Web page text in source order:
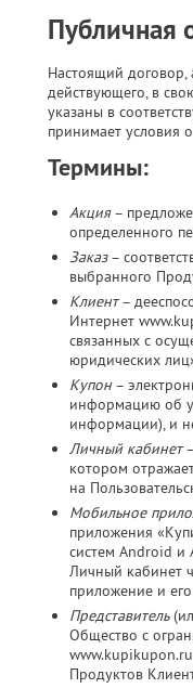
Публичная
Настоящий
действующего, в
указаны в
принимает условия
Термины:
Акция–
определенного
Заказ–
выбранного
Клиент–
Интернет
связанных с
юридических
Купон –
информацию об
информации), и
Личный кабинет
котором
на
Мобильное
приложения
систем Android и
Личный кабинет
приложение и
Представитель
Общество с
Продуктов